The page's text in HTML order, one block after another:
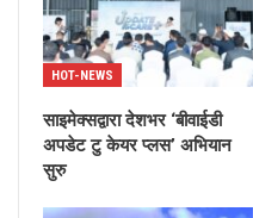
HOT-NEWS
साइमेक्सद्वारा देशभर ‘बीवाईडी
अपडेट टु केयर प्लस’ अभियान
सुरु